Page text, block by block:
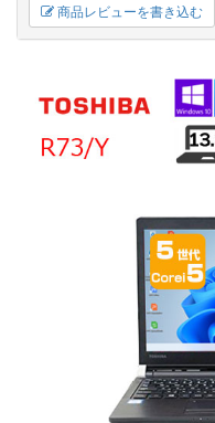
商品レビューを書き込む